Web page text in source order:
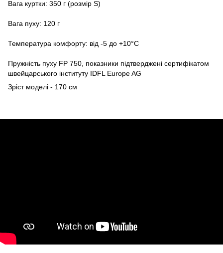
Вага куртки: 350 г (розмір S)
Вага пуху: 120 г
Температура комфорту: від -5 до +10°C
Пружність пуху FP 750, показники підтверджені сертифікатом
швейцарського інституту IDFL Europe AG
Зріст моделі - 170 см